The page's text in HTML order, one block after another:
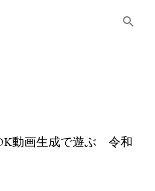
イン コンテンツに移動
動画生成で遊ぶ 令和